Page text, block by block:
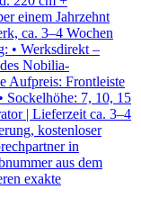
einem Jahrzehnt
ca. 3–4 Wochen
• Werksdirekt –
Nobilia-
Aufpreis: Frontleiste
Sockelhöhe: 7, 10, 15
| Lieferzeit ca. 3–4
kostenloser
in
aus dem
exakte